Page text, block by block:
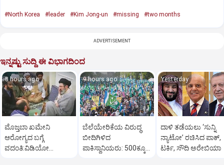
#North Korea #leader #Kim Jong-un #missing #two months
ADVERTISEMENT
ಇನ್ನಷ್ಟು ಸುದ್ದಿ ಈ ವಿಭಾಗದಿಂದ
8 hours ago
ಮೊಜ್ತಬಾ ಖಮೇನಿ
ಆರೋಗ್ಯದ ಬಗ್ಗೆ
ವದಂತಿ:ವಿಡಿಯೋ
9 hours ago
ಬೆಲೆಯೇರಿಕೆಯ ವಿರುದ್ಧ
ಬೀದಿಗಿಳಿದ
ಪಾಕಿಸ್ಥಾನಿಯರು: ‌500ಕ್ಕೂ
Yesterday
ದಾಳಿ ತಡೆಯಲು ‘ಸುನ್ನಿ
ನ್ಯಾಟೋ’ ರಚಿಸಿದ ಪಾಕ್‌,
ಟರ್ಕಿ, ಸೌದಿ ಅರೇಬಿಯಾ